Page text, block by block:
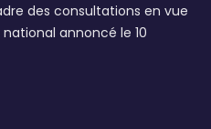
des consultations en vue
annoncé le 10